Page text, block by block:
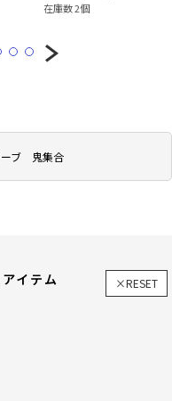
ブ 鬼集合
在庫数 2個
イテム ×RESET